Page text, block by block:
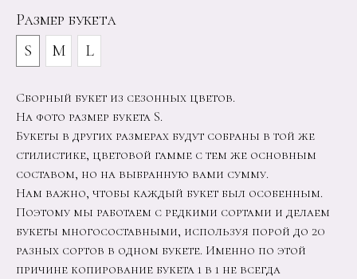
Размер букета
S
M L
Сборный букет из сезонных цветов.
На фото размер букета S.
Букеты в других размерах будут собраны в той же
стилистике, цветовой гамме с тем же основным
составом, но на выбранную вами сумму.
Нам важно, чтобы каждый букет был особенным.
Поэтому мы работаем с редкими сортами и делаем
букеты многосоставными, используя порой до 20
разных сортов в одном букете. Именно по этой
причине копирование букета 1 в 1 не всегда